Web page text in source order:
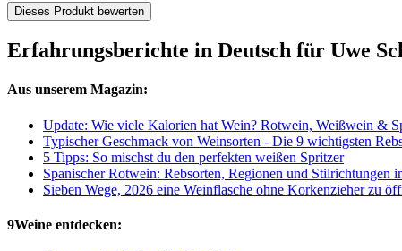
Dieses Produkt bewerten
Erfahrungsberichte in Deutsch für Uwe
Aus unserem Magazin:
Update: Wie viele Kalorien hat Wein? Rotwein, Weißwein &
Typischer Geschmack von Weinsorten - Die 9 wichtigsten
5 Tipps: So mischst du den perfekten weißen Spritzer
Spanischer Rotwein: Rebsorten, Regionen und Stilrichtungen
Sieben Wege, 2026 eine Weinflasche ohne Korkenzieher zu
9Weine entdecken: